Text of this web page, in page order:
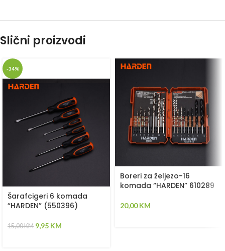
Slični proizvodi
-34%
Šarafcigeri 6 komada
“HARDEN” (550396)
15,00KM 9,95 KM
Boreri za željezo-16
komada “HARDEN” 610289
20,00KM